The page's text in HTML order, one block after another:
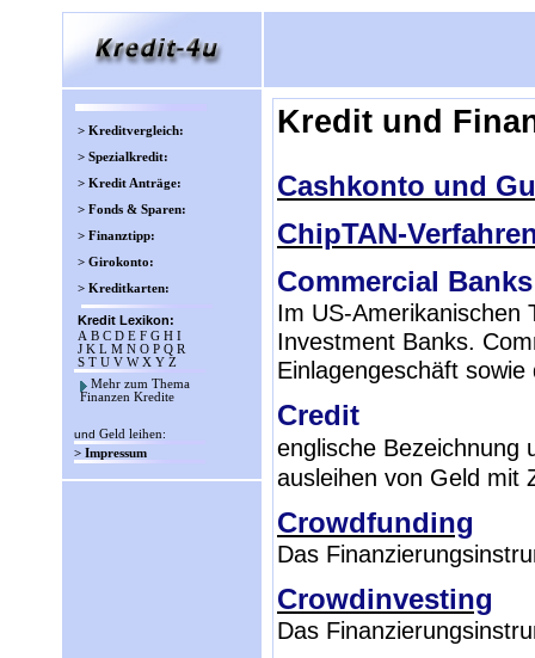
> Kreditvergleich:
> Spezialkredit:
> Kredit Anträge:
> Fonds & Sparen:
> Finanztipp:
> Girokonto:
> Kreditkarten:
Kredit Lexikon:
A B C D E F G H I
J K L M N O P Q R
S T U V WX Y Z
Mehr zum Thema
Finanzen Kredite
und Geld leihen:
> Impressum
Kredit und
Cashkonto und
ChipTAN-
Commercial Banks
Im US-Amerikanischen
Investment Banks.
Einlagengeschäft
Credit
englische Bezeichnung
ausleihen von Geld mit
Crowdfunding
Das
Crowdinvesting
Das